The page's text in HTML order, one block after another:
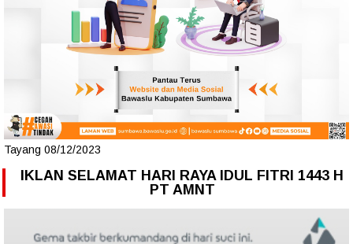
Tayang 08/12/2023
IKLAN SELAMAT HARI RAYA IDUL FITRI 1443 H
PT AMNT